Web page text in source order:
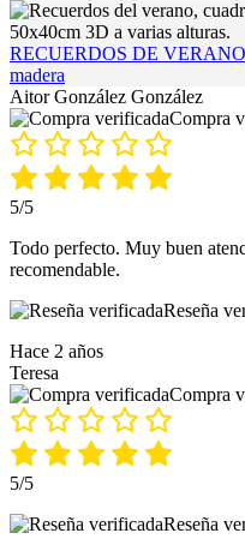
RECUERDOS DE
madera
Aitor González González
Compra
5/5
Todo perfecto. Muy buen
recomendable.
Reseña
Hace 2 años
Teresa
Compra
5/5
Reseña